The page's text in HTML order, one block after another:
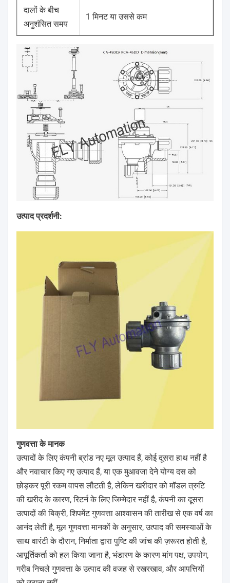
दालों के बीच
अनुशंसित समय
1 मिनट या उससे कम
उत्पाद प्रदर्शनी:
गुणवत्ता के मानक
उत्पादों के लिए कंपनी ब्रांड नए मूल उत्पाद हैं, कोई दूसरा हाथ नहीं है
और नवाचार किए गए उत्पाद हैं, या एक मुआवजा देने योग्य दस को
छोड़कर पूरी रकम वापस लौटती है, लेकिन खरीदार को मॉडल त्रुटि
की खरीद के कारण, रिटर्न के लिए जिम्मेदार नहीं है, कंपनी का दूसरा
उत्पादों की बिक्री, शिपमेंट गुणवत्ता आश्वासन की तारीख से एक वर्ष का
आनंद लेती है, मूल गुणवत्ता मानकों के अनुसार, उत्पाद की समस्याओं के
साथ वारंटी के दौरान, निर्माता द्वारा पुष्टि की जांच की ज़रूरत होती है,
आपूर्तिकर्ता को हल किया जाना है, भंडारण के कारण मांग पक्ष, उपयोग,
गरीब निचले गुणवत्ता के उत्पाद की वजह से रखरखाव, और आपत्तियों